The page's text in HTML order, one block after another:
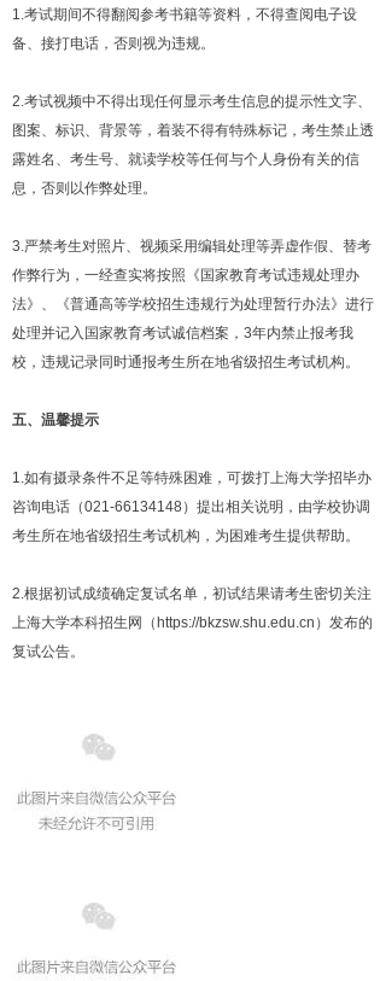
1.考试期间不得翻阅参考书籍等资料，不得查阅电子设
备、接打电话，否则视为违规。
2.考试视频中不得出现任何显示考生信息的提示性文字、
图案、标识、背景等，着装不得有特殊标记，考生禁止透
露姓名、考生号、就读学校等任何与个人身份有关的信
息，否则以作弊处理。
3.严禁考生对照片、视频采用编辑处理等弄虚作假、替考
作弊行为，一经查实将按照《国家教育考试违规处理办
法》、《普通高等学校招生违规行为处理暂行办法》进行
处理并记入国家教育考试诚信档案，3年内禁止报考我
校，违规记录同时通报考生所在地省级招生考试机构。
五、温馨提示
1.如有摄录条件不足等特殊困难，可拨打上海大学招毕办
咨询电话（021-66134148）提出相关说明，由学校协调
考生所在地省级招生考试机构，为困难考生提供帮助。
2.根据初试成绩确定复试名单，初试结果请考生密切关注
上海大学本科招生网（https://bkzsw.shu.edu.cn）发布的
复试公告。